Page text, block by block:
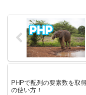
ですね。ドラッグ＆ドロッ
ルチファイルア...
PHPで配列の要素数を取
の使い方！